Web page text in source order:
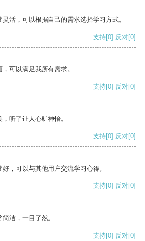
活，可以根据自己的需求选择学习方式。
支持[0] 反对[0]
可以满足我所有需求。
支持[0] 反对[0]
听了让人心旷神怡。
支持[0] 反对[0]
，可以与其他用户交流学习心得。
支持[0] 反对[0]
洁，一目了然。
支持[0] 反对[0]